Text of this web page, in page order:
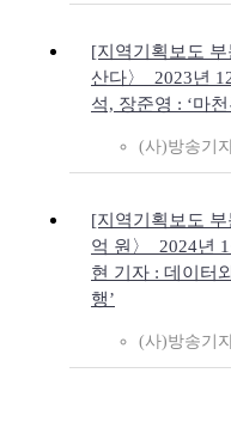
[지역기획보도
산다〉_2023년
석, 장준영 : ‘마
(사)방송기
[지역기획보도
억 원〉_2024년
현 기자 : 데이터
행’
(사)방송기